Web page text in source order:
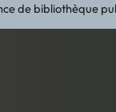
de bibliothèque